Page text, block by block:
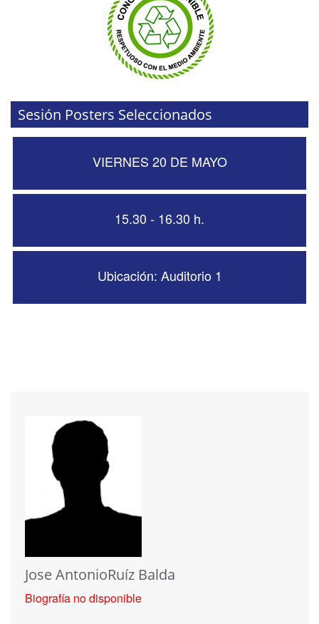
Sesión Posters Seleccionados
VIERNES 20 DE MAYO
15.30 - 16.30 h.
Ubicación: Auditorio 1
Jose AntonioRuíz Balda
Biografía no disponible